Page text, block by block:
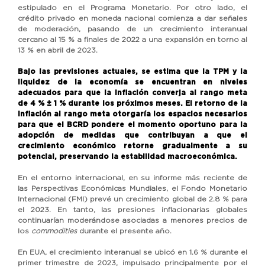
estipulado en el Programa Monetario. Por otro lado, el
crédito privado en moneda nacional comienza a dar señales
de moderación, pasando de un crecimiento interanual
cercano al 15 % a finales de 2022 a una expansión en torno al
13 % en abril de 2023.
Bajo las previsiones actuales, se estima que la TPM y la
liquidez de la economía se encuentran en niveles
adecuados para que la inflación converja al rango meta
de 4 % ± 1 % durante los próximos meses. El retorno de la
inflación al rango meta otorgaría los espacios necesarios
para que el BCRD pondere el momento oportuno para la
adopción de medidas que contribuyan a que el
crecimiento económico retorne gradualmente a su
potencial, preservando la estabilidad macroeconómica.
En el entorno internacional, en su informe más reciente de
las Perspectivas Económicas Mundiales, el Fondo Monetario
Internacional (FMI) prevé un crecimiento global de 2.8 % para
el 2023. En tanto, las presiones inflacionarias globales
continuarían moderándose asociadas a menores precios de
los commoditiesdurante el presente año.
En EUA, el crecimiento interanual se ubicó en 1.6 % durante el
primer trimestre de 2023, impulsado principalmente por el